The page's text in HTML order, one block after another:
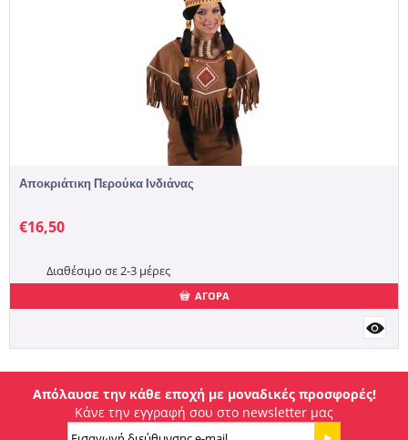
Αποκριάτικη Περούκα Ινδιάνας
€16,50
Διαθέσιμο σε 2-3 μέρες
ΑΓΟΡΑ
Απόλαυσε την κάθε εποχή με μοναδικές προσφορές!
Κάνε την εγγραφή σου στο newsletter μας